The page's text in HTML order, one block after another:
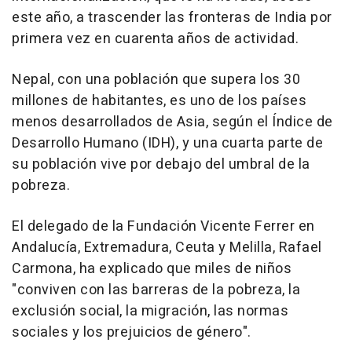
este año, a trascender las fronteras de India por
primera vez en cuarenta años de actividad.
Nepal, con una población que supera los 30
millones de habitantes, es uno de los países
menos desarrollados de Asia, según el Índice de
Desarrollo Humano (IDH), y una cuarta parte de
su población vive por debajo del umbral de la
pobreza.
El delegado de la Fundación Vicente Ferrer en
Andalucía, Extremadura, Ceuta y Melilla, Rafael
Carmona, ha explicado que miles de niños
"conviven con las barreras de la pobreza, la
exclusión social, la migración, las normas
sociales y los prejuicios de género".